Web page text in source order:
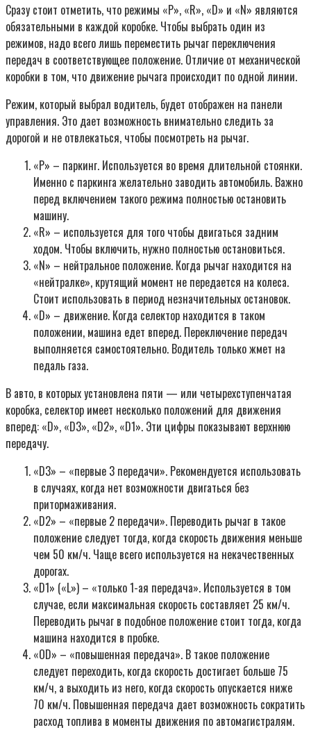
Сразу стоит отметить, что режимы «Р», «R», «D» и «N» являются
обязательными в каждой коробке. Чтобы выбрать один из
режимов, надо всего лишь переместить рычаг переключения
передач в соответствующее положение. Отличие от механической
коробки в том, что движение рычага происходит по одной линии.
Режим, который выбрал водитель, будет отображен на панели
управления. Это дает возможность внимательно следить за
дорогой и не отвлекаться, чтобы посмотреть на рычаг.
«P» – паркинг. Используется во время длительной стоянки.
Именно с паркинга желательно заводить автомобиль. Важно
перед включением такого режима полностью остановить
машину.
«R» – используется для того чтобы двигаться задним
ходом. Чтобы включить, нужно полностью остановиться.
«N» – нейтральное положение. Когда рычаг находится на
«нейтралке», крутящий момент не передается на колеса.
Стоит использовать в период незначительных остановок.
«D» – движение. Когда селектор находится в таком
положении, машина едет вперед. Переключение передач
выполняется самостоятельно. Водитель только жмет на
педаль газа.
В авто, в которых установлена пяти — или четырехступенчатая
коробка, селектор имеет несколько положений для движения
вперед: «D», «D3», «D2», «D1». Эти цифры показывают верхнюю
передачу.
«D3» – «первые 3 передачи». Рекомендуется использовать
в случаях, когда нет возможности двигаться без
притормаживания.
«D2» – «первые 2 передачи». Переводить рычаг в такое
положение следует тогда, когда скорость движения меньше
чем 50 км/ч. Чаще всего используется на некачественных
дорогах.
«D1» («L») – «только 1-ая передача». Используется в том
случае, если максимальная скорость составляет 25 км/ч.
Переводить рычаг в подобное положение стоит тогда, когда
машина находится в пробке.
«ОD» – «повышенная передача». В такое положение
следует переходить, когда скорость достигает больше 75
км/ч, а выходить из него, когда скорость опускается ниже
70 км/ч. Повышенная передача дает возможность сократить
расход топлива в моменты движения по автомагистралям.